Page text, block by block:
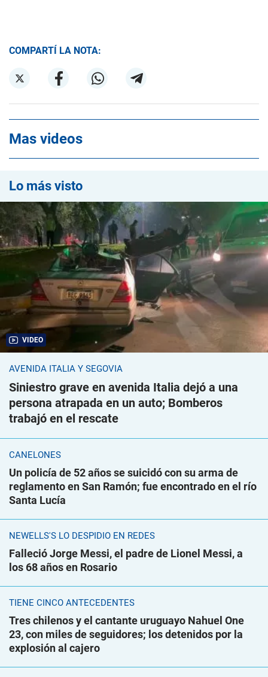
COMPARTÍ LA NOTA:
Mas videos
Lo más visto
VIDEO
AVENIDA ITALIA Y SEGOVIA
Siniestro grave en avenida Italia dejó a una
persona atrapada en un auto; Bomberos
trabajó en el rescate
CANELONES
Un policía de 52 años se suicidó con su arma de
reglamento en San Ramón; fue encontrado en el río
Santa Lucía
NEWELLS'S LO DESPIDIÓ EN REDES
Falleció Jorge Messi, el padre de Lionel Messi, a
los 68 años en Rosario
TIENE CINCO ANTECEDENTES
Tres chilenos y el cantante uruguayo Nahuel One
23, con miles de seguidores; los detenidos por la
explosión al cajero